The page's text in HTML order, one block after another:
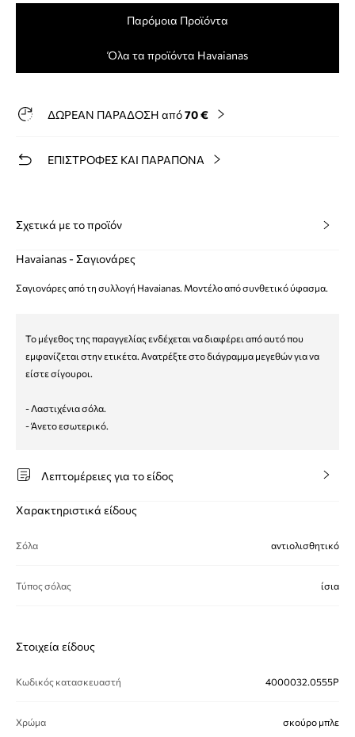
Παρόμοια Προϊόντα
Όλα τα προϊόντα Havaianas
ΔΩΡΕΑΝ ΠΑΡΑΔΟΣΗ από70 €
ΕΠΙΣΤΡΟΦΕΣ ΚΑΙ ΠΑΡΑΠΟΝΑ
Σχετικά με το προϊόν
Havaianas - Σαγιονάρες
Σαγιονάρες από τη συλλογή Havaianas. Μοντέλο από συνθετικό ύφασμα.
Το μέγεθος της παραγγελίας ενδέχεται να διαφέρει από αυτό που
εμφανίζεται στην ετικέτα. Ανατρέξτε στο διάγραμμα μεγεθών για να
είστε σίγουροι.
- Λαστιχένια σόλα.
- Άνετο εσωτερικό.
Λεπτομέρειες για το είδος
Χαρακτηριστικά είδους
Σόλα αντιολισθητικό
Τύπος σόλας ίσια
Στοιχεία είδους
Κωδικός κατασκευαστή 4000032.0555P
Χρώμα σκούρο μπλε